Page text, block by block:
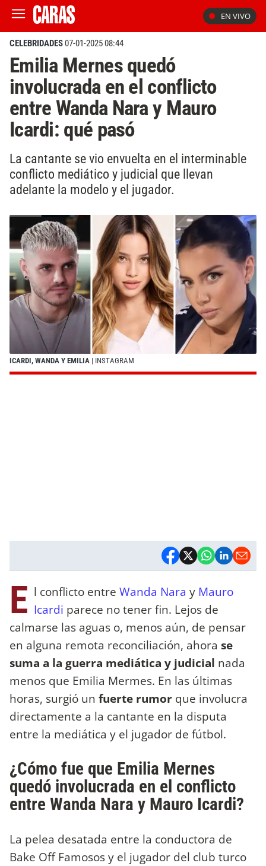
EN VIVO
CELEBRIDADES07-01-2025 08:44
Emilia Mernes quedó
involucrada en el conflicto
entre Wanda Nara y Mauro
Icardi: qué pasó
La cantante se vio envuelta en el interminable
conflicto mediático y judicial que llevan
adelante la modelo y el jugador.
ICARDI, WANDA Y EMILIA | INSTAGRAM
E l conflicto entre Wanda Nara y Mauro
Icardi parece no tener fin. Lejos de
calmarse las aguas o, menos aún, de pensar
en alguna remota reconciliación, ahora se
suma a la guerra mediática y judicial nada
menos que Emilia Mermes. En las últimas
horas, surgió un fuerte rumor que involucra
directamente a la cantante en la disputa
entre la mediática y el jugador de fútbol.
¿Cómo fue que Emilia Mernes
quedó involucrada en el conflicto
entre Wanda Nara y Mauro Icardi?
La pelea desatada entre la conductora de
Bake Off Famosos y el jugador del club turco